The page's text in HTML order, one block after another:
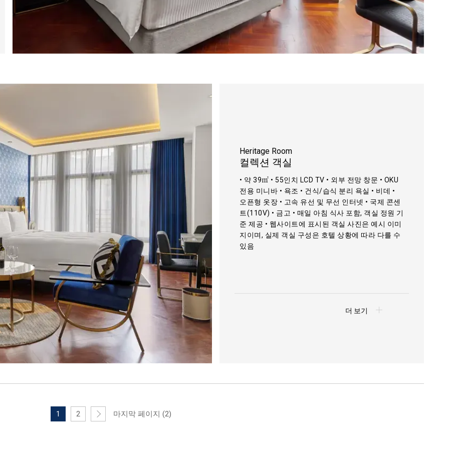
Heritage Room
컬렉션 객실
• 약 39㎡ • 55인치 LCD TV • 외부 전망 창문 • OKU
전용 미니바 • 욕조 • 건식/습식 분리 욕실 • 비데 •
오픈형 옷장 • 고속 유선 및 무선 인터넷 • 국제 콘센
트(110V) • 금고 • 매일 아침 식사 포함, 객실 정원 기
준 제공 • 웹사이트에 표시된 객실 사진은 예시 이미
지이며, 실제 객실 구성은 호텔 상황에 따라 다를 수
있음
더 보기
1 2 마지막 페이지 (2)